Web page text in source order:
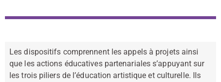
Les dispositifs comprennent les appels à projets ainsi
que les actions éducatives partenariales s’appuyant sur
les trois piliers de l’éducation artistique et culturelle. Ils